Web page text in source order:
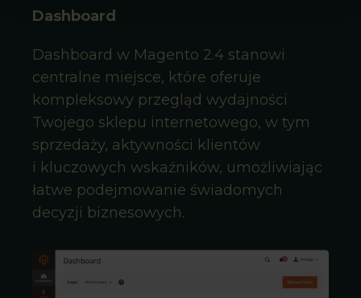
Dashboard
Dashboard w Magento 2.4 stanowi
centralne miejsce, które oferuje
kompleksowy przegląd wydajności
Twojego sklepu internetowego, w tym
sprzedaży, aktywności klientów
i kluczowych wskaźników, umożliwiając
łatwe podejmowanie świadomych
decyzji biznesowych.